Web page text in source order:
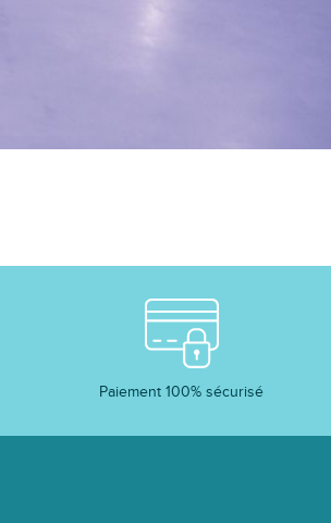
Paiement 100% sécurisé